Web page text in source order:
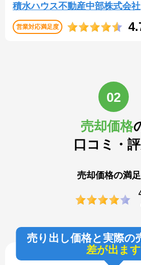
積水ハウス不動産中部株式会社
営業対応満足度
02
売却価格
口コミ・
売却価格の満
売り出し価格と実際の
差が出ます